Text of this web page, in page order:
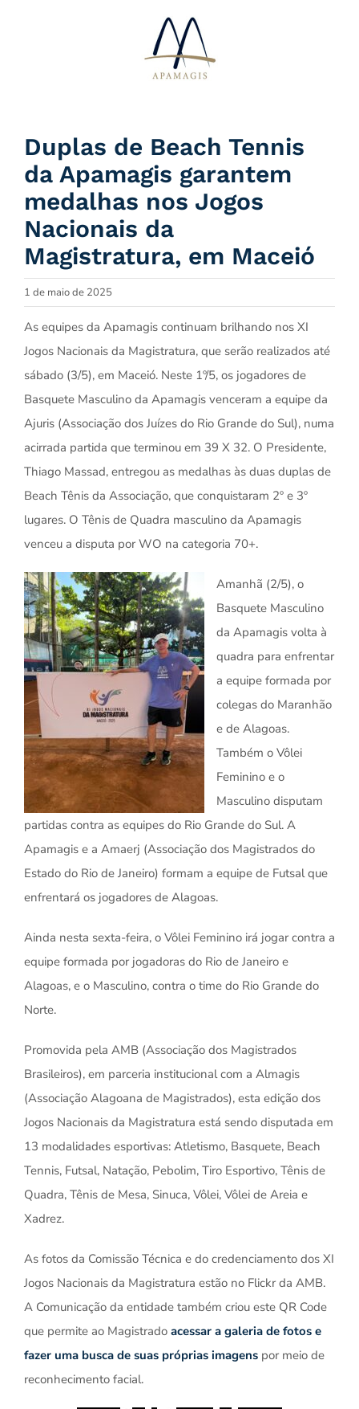
Duplas de Beach Tennis
da Apamagis garantem
medalhas nos Jogos
Nacionais da
Magistratura, em Maceió
1 de maio de 2025
As equipes da Apamagis continuam brilhando nos XI
Jogos Nacionais da Magistratura, que serão realizados até
sábado (3/5), em Maceió. Neste 1º/5, os jogadores de
Basquete Masculino da Apamagis venceram a equipe da
Ajuris (Associação dos Juízes do Rio Grande do Sul), numa
acirrada partida que terminou em 39 X 32. O Presidente,
Thiago Massad, entregou as medalhas às duas duplas de
Beach Tênis da Associação, que conquistaram 2º e 3º
lugares. O Tênis de Quadra masculino da Apamagis
venceu a disputa por WO na categoria 70+.
Amanhã (2/5), o
Basquete Masculino
da Apamagis volta à
quadra para enfrentar
a equipe formada por
colegas do Maranhão
e de Alagoas.
Também o Vôlei
Feminino e o
Masculino disputam
partidas contra as equipes do Rio Grande do Sul. A
Apamagis e a Amaerj (Associação dos Magistrados do
Estado do Rio de Janeiro) formam a equipe de Futsal que
enfrentará os jogadores de Alagoas.
Ainda nesta sexta-feira, o Vôlei Feminino irá jogar contra a
equipe formada por jogadoras do Rio de Janeiro e
Alagoas, e o Masculino, contra o time do Rio Grande do
Norte.
Promovida pela AMB (Associação dos Magistrados
Brasileiros), em parceria institucional com a Almagis
(Associação Alagoana de Magistrados), esta edição dos
Jogos Nacionais da Magistratura está sendo disputada em
13 modalidades esportivas: Atletismo, Basquete, Beach
Tennis, Futsal, Natação, Pebolim, Tiro Esportivo, Tênis de
Quadra, Tênis de Mesa, Sinuca, Vôlei, Vôlei de Areia e
Xadrez.
As fotos da Comissão Técnica e do credenciamento dos XI
Jogos Nacionais da Magistratura estão no Flickr da AMB.
A Comunicação da entidade também criou este QR Code
que permite ao Magistrado acessar a galeria de fotos e
fazer uma busca de suas próprias imagenspor meio de
reconhecimento facial.